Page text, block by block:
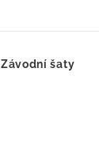
Závodní šaty